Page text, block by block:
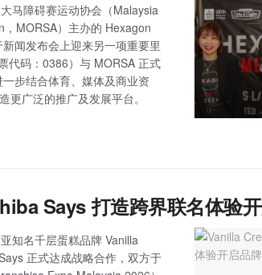
马障碍赛运动协会（Malaysia
MORSA）主办的 Hexagon
闻发布会上迎来另一项重要里
码：0386）与 MORSA 正式
步结合体育、媒体及商业资
广泛的推广及发展平台。
Says 打造跨界联名体验
知名千层蛋糕品牌 Vanilla
正式达成战略合作，双方于